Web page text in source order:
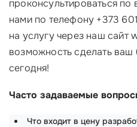
проконсультироваться по
нами по телефону +373
на услугу через наш сайт
возможность сделать
сегодня!
Часто задаваемые
Что входит в цену